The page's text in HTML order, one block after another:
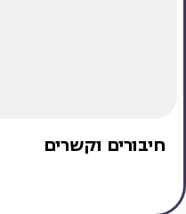
חיבורים וקשרים